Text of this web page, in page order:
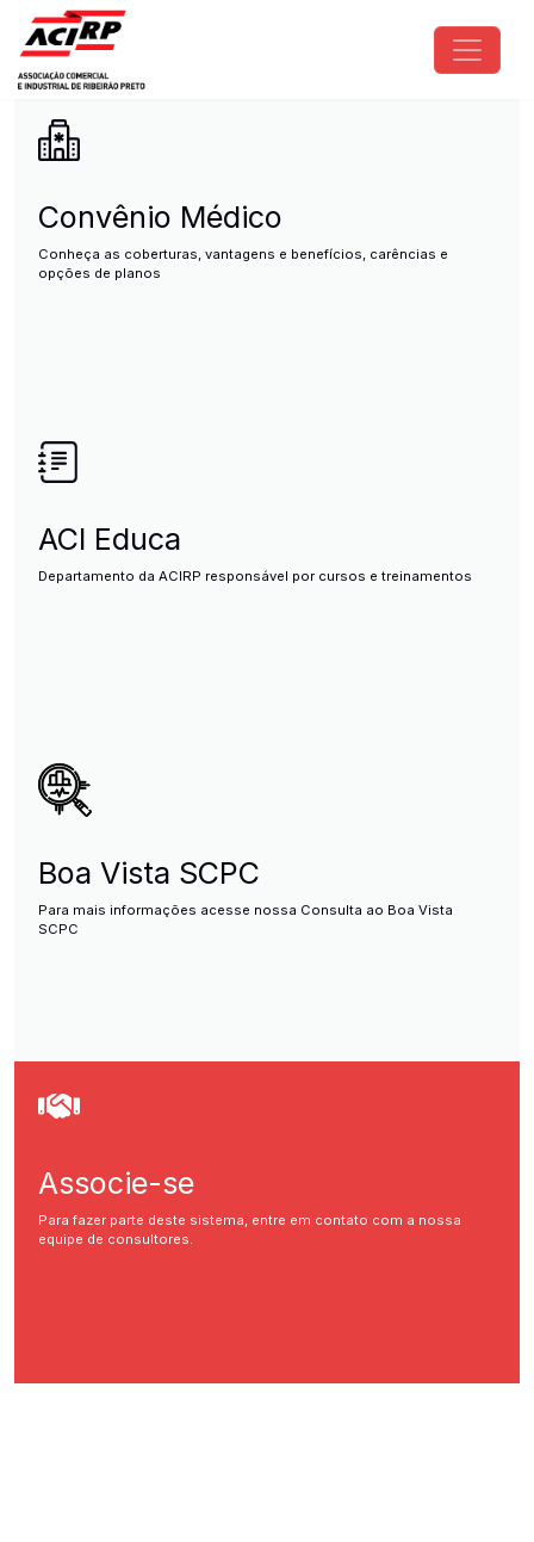
Pular para o conteúdo principal
ACIRP - Associação Comercial
Convênio Médico
Conheça as coberturas, vantagens e benefícios, carências e
opções de planos
ACI Educa
Departamento da ACIRP responsável por cursos e treinamentos
Boa Vista SCPC
Para mais informações acesse nossa Consulta ao Boa Vista
SCPC
Associe-se
Para fazer parte deste sistema, entre em contato com a nossa
equipe de consultores.